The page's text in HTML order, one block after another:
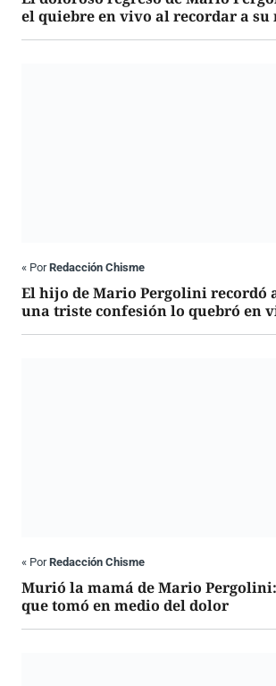
el quiebre en vivo al recordar a su
« PorRedacción Chisme
El hijo de Mario Pergolini recordó
una triste confesión lo quebró en
« PorRedacción Chisme
Murió la mamá de Mario
que tomó en medio del dolor